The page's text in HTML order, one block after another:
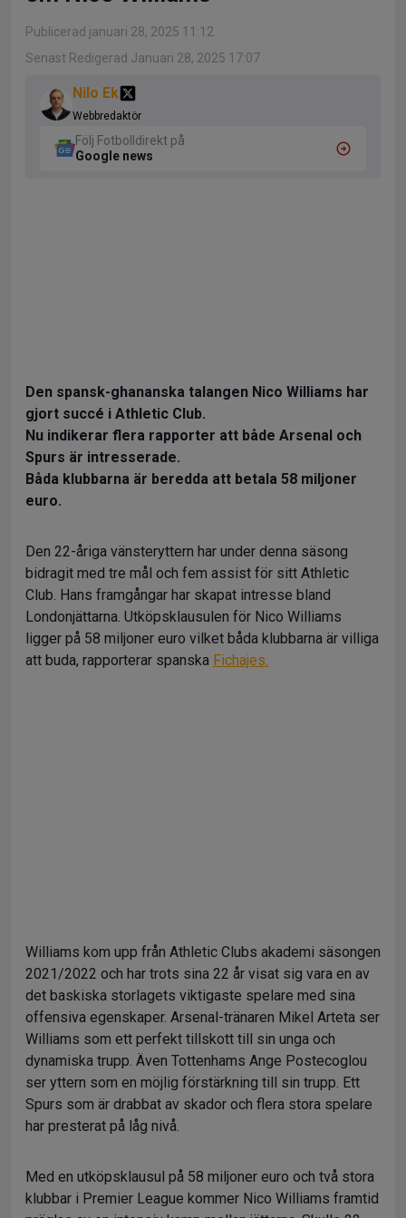
Publicerad januari 28, 2025 11:12
Senast Redigerad Januari 28, 2025 17:07
Nilo Ek
Webbredaktör
Följ Fotbolldirekt på
Google news
Den spansk-ghananska talangen Nico Williams har
gjort succé i Athletic Club.
Nu indikerar flera rapporter att både Arsenal och
Spurs är intresserade.
Båda klubbarna är beredda att betala 58 miljoner
euro.
Den 22-åriga vänsteryttern har under denna säsong
bidragit med tre mål och fem assist för sitt Athletic
Club. Hans framgångar har skapat intresse bland
Londonjättarna. Utköpsklausulen för Nico Williams
ligger på 58 miljoner euro vilket båda klubbarna är villiga
att buda, rapporterar spanska Fichajes.
Williams kom upp från Athletic Clubs akademi säsongen
2021/2022 och har trots sina 22 år visat sig vara en av
det baskiska storlagets viktigaste spelare med sina
offensiva egenskaper. Arsenal-tränaren Mikel Arteta ser
Williams som ett perfekt tillskott till sin unga och
dynamiska trupp. Även Tottenhams Ange Postecoglou
ser yttern som en möjlig förstärkning till sin trupp. Ett
Spurs som är drabbat av skador och flera stora spelare
har presterat på låg nivå.
Med en utköpsklausul på 58 miljoner euro och två stora
klubbar i Premier League kommer Nico Williams framtid